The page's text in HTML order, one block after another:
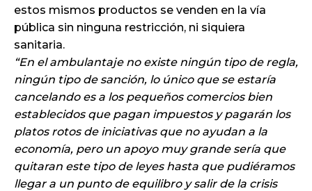
estos mismos productos se venden en la vía
pública sin ninguna restricción, ni siquiera
sanitaria.
En el ambulantaje no existe ningún tipo de regla,
ningún tipo de sanción, lo único que se estaría
cancelando es a los pequeños comercios bien
establecidos que pagan impuestos y pagarán los
platos rotos de iniciativas que no ayudan a la
economía, pero un apoyo muy grande sería que
quitaran este tipo de leyes hasta que pudiéramos
llegar a un punto de equilibro y salir de la crisis